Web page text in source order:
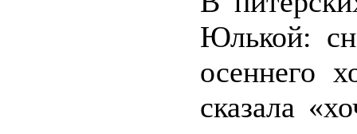
Юлькой:
осеннего
сказала